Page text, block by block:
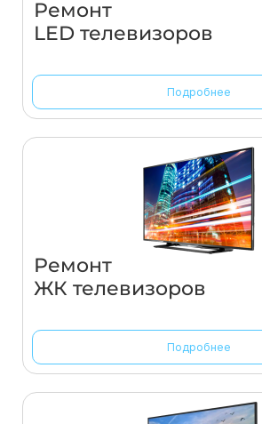
Ремонт
LED телевизоров
Подробнее
Ремонт
ЖК телевизоров
Подробнее